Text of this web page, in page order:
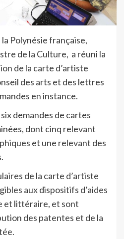
Polynésie française,
de la Culture, a réuni la
de la carte d’artiste
des arts et des lettres
en instance.
demandes de cartes
dont cinq relevant
et une relevant des
de la carte d’artiste
aux dispositifs d’aides
et littéraire, et sont
des patentes et de la